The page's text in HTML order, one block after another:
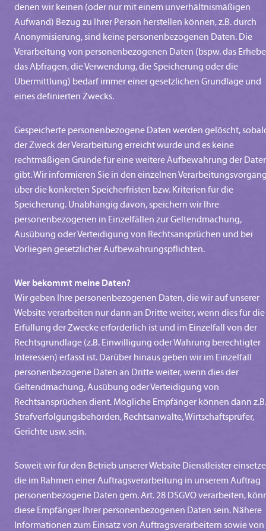
denen wir keinen (oder nur mit einem unverhältnismäßigen
Aufwand) Bezug zu Ihrer Person herstellen können, z.B. durch
Anonymisierung, sind keine personenbezogenen Daten. Die
Verarbeitung von personenbezogenen Daten (bspw. das
das Abfragen, die Verwendung, die Speicherung oder die
Übermittlung) bedarf immer einer gesetzlichen Grundlage und
eines definierten Zwecks.
Gespeicherte personenbezogene Daten werden gelöscht,
der Zweck der Verarbeitung erreicht wurde und es keine
rechtmäßigen Gründe für eine weitere Aufbewahrung der
gibt. Wir informieren Sie in den einzelnen
über die konkreten Speicherfristen bzw. Kriterien für die
Speicherung. Unabhängig davon, speichern wir Ihre
personenbezogenen in Einzelfällen zur Geltendmachung,
Ausübung oder Verteidigung von Rechtsansprüchen und bei
Vorliegen gesetzlicher Aufbewahrungspflichten.
Wer bekommt meine Daten?
Wir geben Ihre personenbezogenen Daten, die wir auf unserer
Website verarbeiten nur dann an Dritte weiter, wenn dies für die
Erfüllung der Zwecke erforderlich ist und im Einzelfall von der
Rechtsgrundlage (z.B. Einwilligung oder Wahrung berechtigter
Interessen) erfasst ist. Darüber hinaus geben wir im Einzelfall
personenbezogene Daten an Dritte weiter, wenn dies der
Geltendmachung, Ausübung oder Verteidigung von
Rechtsansprüchen dient. Mögliche Empfänger können dann z.B.
Strafverfolgungsbehörden, Rechtsanwälte, Wirtschaftsprüfer,
Gerichte usw. sein.
Soweit wir für den Betrieb unserer Website Dienstleister
die im Rahmen einer Auftragsverarbeitung in unserem Auftrag
personenbezogene Daten gem. Art. 28 DSGVO verarbeiten,
diese Empfänger Ihrer personenbezogenen Daten sein. Nähere
Informationen zum Einsatz von Auftragsverarbeitern sowie von